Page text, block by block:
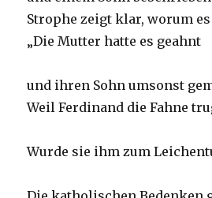
Strophe zeigt klar, worum es
„Die Mutter hatte es geahnt
und ihren Sohn umsonst
Weil Ferdinand die Fahne
Wurde sie ihm zum